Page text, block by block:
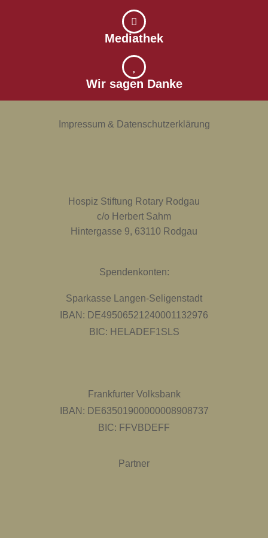
Mediathek
Wir sagen Danke
Impressum & Datenschutzerklärung
Hospiz Stiftung Rotary Rodgau
c/o Herbert Sahm
Hintergasse 9, 63110 Rodgau
Spendenkonten:
Sparkasse Langen-Seligenstadt
IBAN: DE49506521240001132976
BIC: HELADEF1SLS
Frankfurter Volksbank
IBAN: DE63501900000008908737
BIC: FFVBDEFF
Partner